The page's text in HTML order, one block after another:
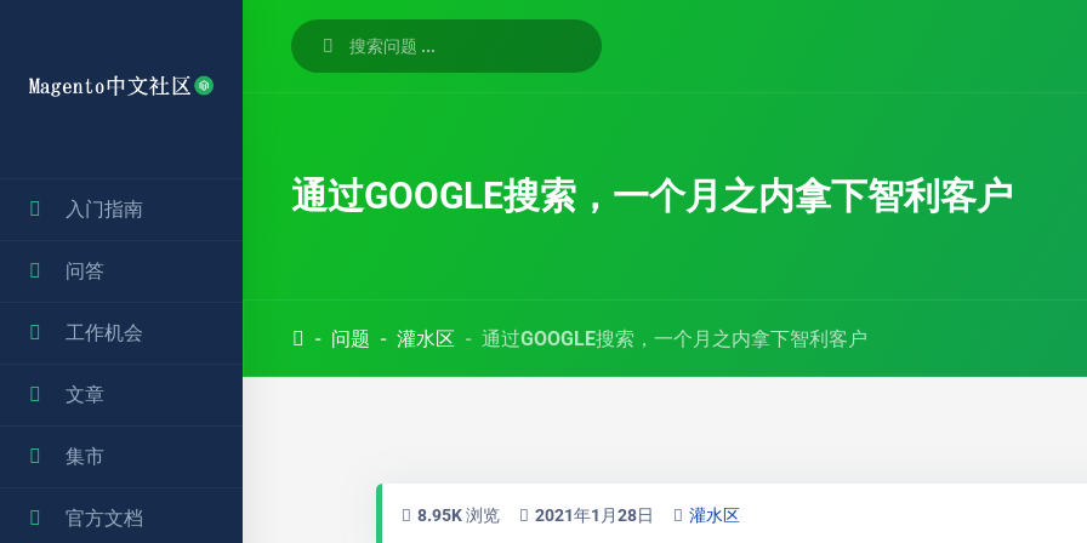
入门指南
问答
工作机会
文章
集市
官方文档
通过GOOGLE搜索，一个月之内拿下智利客户
问题 灌水区 通过GOOGLE搜索，一个月之内拿下智利客户
8.95K 浏览 2021年1月28日 灌水区